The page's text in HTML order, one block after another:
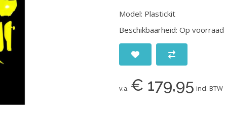
Model: Plastickit
Beschikbaarheid: Op voorraad
v.a. € 179,95 incl. BTW